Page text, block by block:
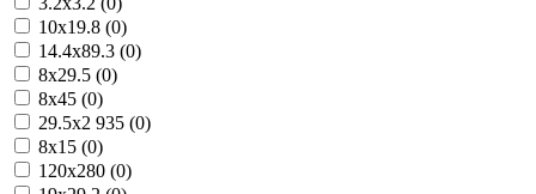
10x19.8 (0)
14.4x89.3 (0)
8x29.5 (0)
8x45 (0)
29.5x2 935 (0)
8x15 (0)
120x280 (0)